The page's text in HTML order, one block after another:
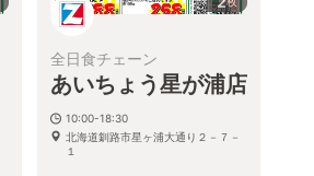
全日食チェーン
あいちょう星が浦店
10:00-18:30
北海道釧路市星ヶ浦大通り２－７－
１